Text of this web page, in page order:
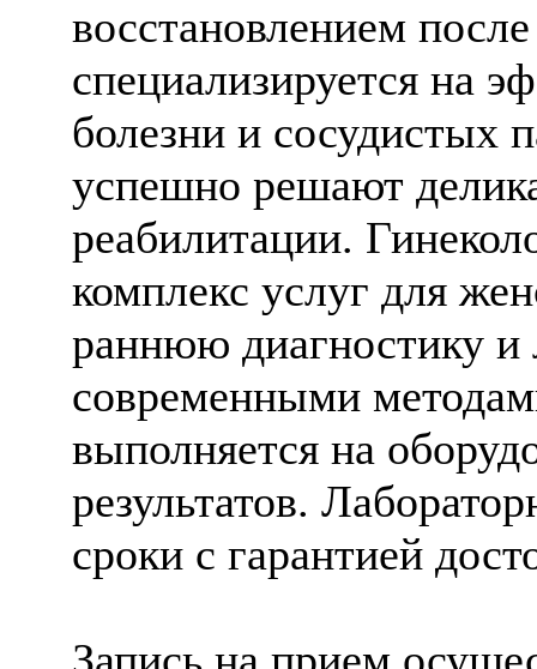
восстановлением
специализируется на
болезни и сосудистых
успешно решают
реабилитации.
комплекс услуг для
раннюю диагностику и
современными
выполняется на
результатов.
сроки с гарантией